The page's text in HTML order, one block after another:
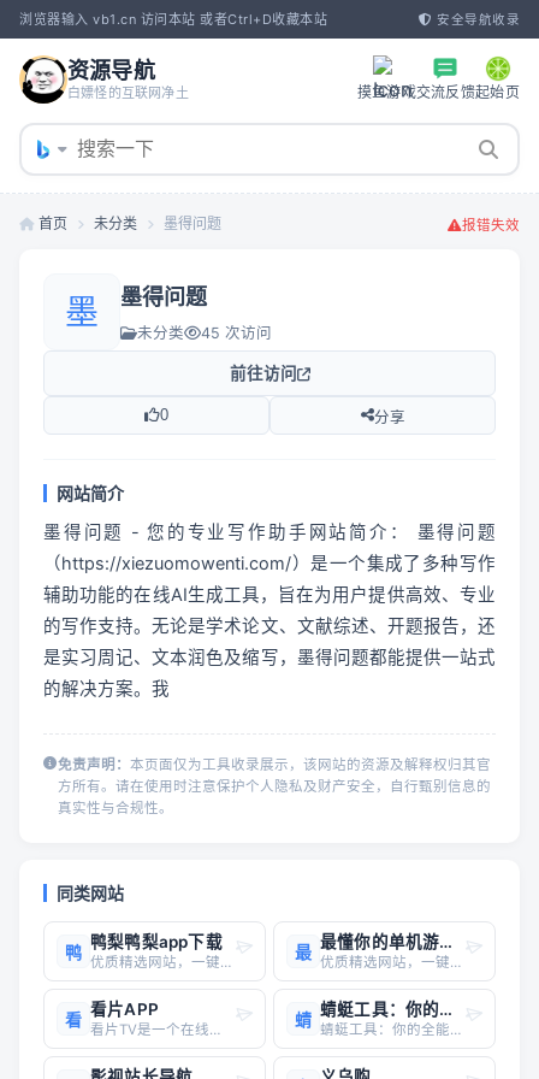
浏览器输入 vb1.cn 访问本站 或者Ctrl+D收藏本站 安全导航收录
资源导航
白嫖怪的互联网净土 摸鱼游戏交流反馈起始页
首页 未分类 墨得问题 报错失效
墨 墨得问题
未分类 45 次访问
前往访问
0 分享
网站简介
墨得问题 - 您的专业写作助手网站简介： 墨得问题
（https://xiezuomowenti.com/）是一个集成了多种写作
辅助功能的在线AI生成工具，旨在为用户提供高效、专业
的写作支持。无论是学术论文、文献综述、开题报告，还
是实习周记、文本润色及缩写，墨得问题都能提供一站式
的解决方案。我
免责声明： 本页面仅为工具收录展示，该网站的资源及解释权归其官
方所有。请在使用时注意保护个人隐私及财产安全，自行甄别信息的
真实性与合规性。
同类网站
鸭 鸭梨鸭梨app下载
优质精选网站，一键直达
最 最懂你的单机游戏库
优质精选网站，一键直达
看 看片APP
看片TV是一个在线影视搜索引擎和聚合平台，旨在为用户提供全网优质影视资源的搜索、在线播放和下载服务。该平台涵盖了电影、电视剧、动漫、综艺、短视频等多种类型的影视内容，支持多线路接口解析技术，确保播放流畅无阻，且界面简洁无广告打扰。看片TV的官方网站为https://kptv.us/ ，用户可
蜻 蜻蜓工具：你的全能在线工具箱
蜻蜓工具：你的全能在线工具箱网址： https://33tool.com/简介：蜻蜓工具是一个功能强大、完全免费的在线工具网站，致力于为用户提供便捷、高效的在线服务。无论你是开发者、设计师、视频编辑，还是普通办公人员，都能在这里找到你需要的工具。主要功能： 开发